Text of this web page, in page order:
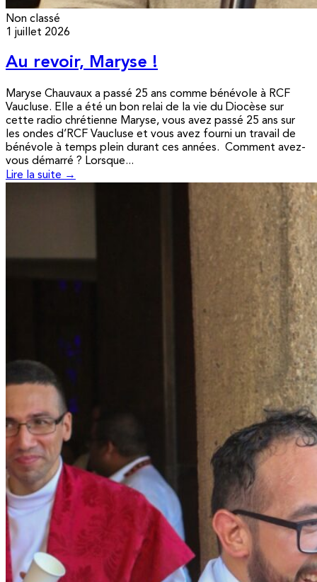
Non classé
1 juillet 2026
Au revoir, Maryse !
Maryse Chauvaux a passé 25 ans comme bénévole à RCF
Vaucluse. Elle a été un bon relai de la vie du Diocèse sur
cette radio chrétienne Maryse, vous avez passé 25 ans sur
les ondes d’RCF Vaucluse et vous avez fourni un travail de
bénévole à temps plein durant ces années. Comment avez-
vous démarré ? Lorsque...
Lire la suite →